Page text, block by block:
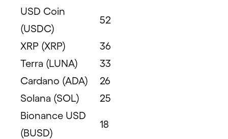
USD Coin
(USDC)
52
XRP (XRP)
36
Terra (LUNA)
33
Cardano (ADA)
26
Solana (SOL)
25
Bionance USD
(BUSD)
18